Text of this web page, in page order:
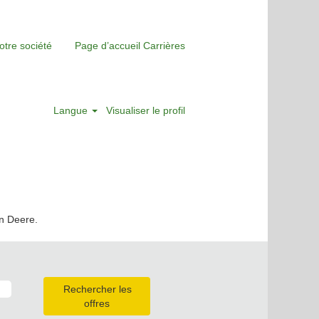
société Page d’accueil Carrières
Langue Visualiser le profil
Deere.